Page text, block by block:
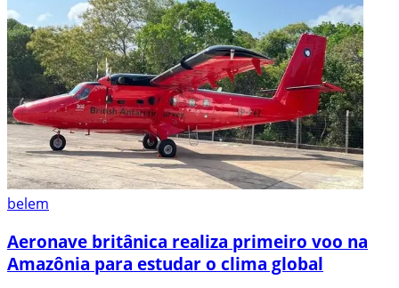
belem
Aeronave britânica realiza primeiro voo na
Amazônia para estudar o clima global